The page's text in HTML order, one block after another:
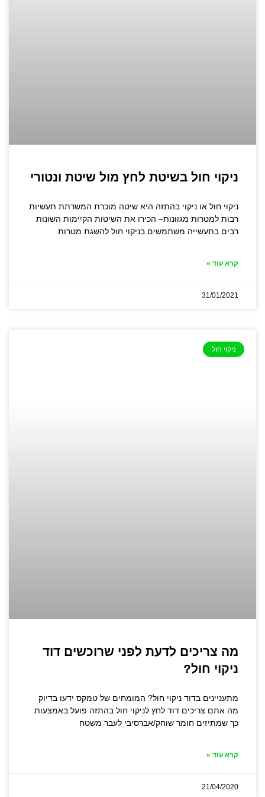
ניקוי חול בשיטת לחץ מול שיטת ונטורי
ניקוי חול או ניקוי בהתזה היא שיטה מוכרת המשרתת תעשיות
רבות למטרות מגוונות– הכירו את השיטות הקיימות השונות
רבים בתעשייה משתמשים בניקוי חול להשגת מטרות
קרא עוד »
31/01/2021
ניקוי חול
מה צריכים לדעת לפני שרוכשים דוד
ניקוי חול?
מתעניינים בדוד ניקוי חול? המומחים של טמקס ידעו בדיוק
מה אתם צריכים דוד לחץ לניקוי חול בהתזה פועל באמצעות
כך שמתיזים חומר שוחק/אברסיבי לעבר משטח
קרא עוד »
21/04/2020